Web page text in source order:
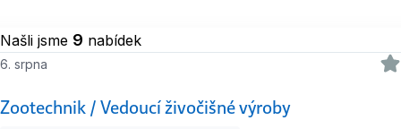
Našli jsme 9 nabídek
Zootechnik / Vedoucí živočišné výroby
6. srpna